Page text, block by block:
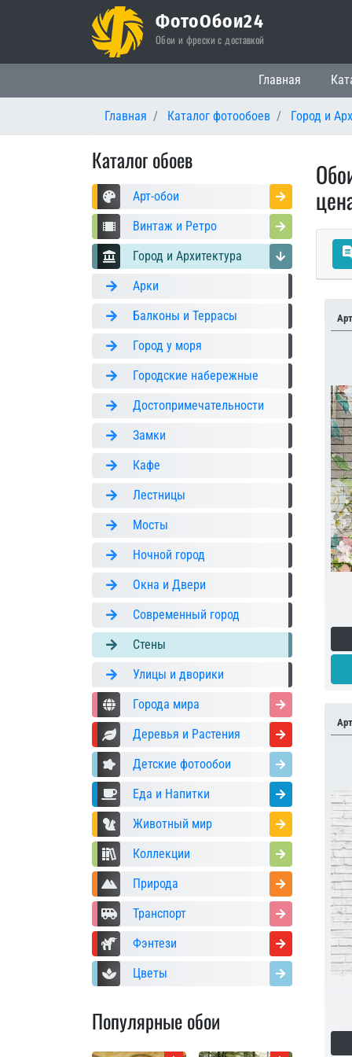
ФотоОбои24
Обои и фрески с доставкой
Основная
Главная
Главная Каталог фотообоев Город и
Каталог обоев
Арт-обои
Винтаж и Ретро
Город и Архитектура
Арки
Балконы и Террасы
Город у моря
Городские набережные
Достопримечательности
Замки
Кафе
Лестницы
Мосты
Ночной город
Окна и Двери
Современный город
Стены
Улицы и дворики
Города мира
Деревья и Растения
Детские фотообои
Еда и Напитки
Животный мир
Коллекции
Природа
Транспорт
Фэнтези
Цветы
Популярные обои